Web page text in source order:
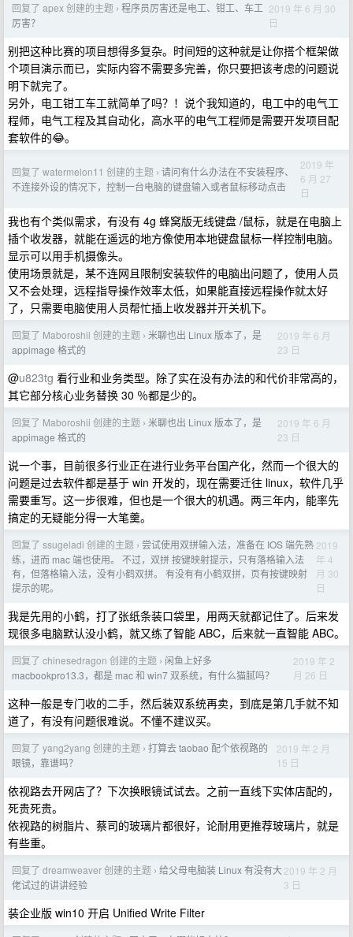
回复了 apex 创建的主题 › 程序员厉害还是电工、钳工、车工
厉害？
2019 年 6 月 30
日
别把这种比赛的项目想得多复杂。时间短的这种就是让你搭个框架做
个项目演示而已，实际内容不需要多完善，你只要把该考虑的问题说
明下就完了。
另外，电工钳工车工就简单了吗？！说个我知道的，电工中的电气工
程师，电气工程及其自动化，高水平的电气工程师是需要开发项目配
套软件的😂。
回复了 watermelon11 创建的主题 › 请问有什么办法在不安装程序、
不连接外设的情况下，控制一台电脑的键盘输入或者鼠标移动点击
2019 年
6 月 27
日
我也有个类似需求，有没有 4g 蜂窝版无线键盘 /鼠标，就是在电脑上
插个收发器，就能在遥远的地方像使用本地键盘鼠标一样控制电脑。
显示可以用手机摄像头。
使用场景就是，某不连网且限制安装软件的电脑出问题了，使用人员
又不会处理，远程指导操作效率太低，如果能直接远程操作就太好
了，只需要电脑使用人员帮忙插上收发器并开关机下。
回复了 Maboroshii 创建的主题 › 米聊也出 Linux 版本了，是
appimage 格式的
2019 年 6 月
23 日
@u823tg 看行业和业务类型。除了实在没有办法的和代价非常高的，
其它部分核心业务替换 30 ％都是少的。
回复了 Maboroshii 创建的主题 › 米聊也出 Linux 版本了，是
appimage 格式的
2019 年 6 月
23 日
说一个事，目前很多行业正在进行业务平台国产化，然而一个很大的
问题是过去软件都是基于 win 开发的，现在需要迁往 linux，软件几乎
需要重写。这一步很难，但也是一个很大的机遇。两三年内，能率先
搞定的无疑能分得一大笔羹。
回复了 ssugeladi 创建的主题 › 尝试使用双拼输入法，准备在 IOS 端先熟
练，进而 mac 端也使用。 不过，双拼 按键映射提示，只有落格输入法
有，但落格输入法，没有小鹤双拼。 有没有有小鹤双拼，页有按键映射
提示的呢。
2019
年 4
月 30
日
我是先用的小鹤，打了张纸条装口袋里，用两天就都记住了。后来发
现很多电脑默认没小鹤，就又练了智能 ABC，后来就一直智能 ABC。
回复了 chinesedragon 创建的主题 › 闲鱼上好多
macbookpro13.3，都是 mac 和 win7 双系统，有什么猫腻吗？
2019 年 2
月 26 日
这种一般是专门收的二手，然后装双系统再卖，到底是第几手就不知
道了，有没有问题很难说。不懂不建议买。
回复了 yang2yang 创建的主题 › 打算去 taobao 配个依视路的
眼镜，靠谱吗？
2019 年 2 月
15 日
依视路去开网店了？下次换眼镜试试去。之前一直线下实体店配的，
死贵死贵。
依视路的树脂片、蔡司的玻璃片都很好，论耐用更推荐玻璃片，就是
有些重。
回复了 dreamweaver 创建的主题 › 给父母电脑装 Linux 有没有大
佬试过的讲讲经验
2019 年 2 月
3 日
装企业版 win10 开启 Unified Write Filter